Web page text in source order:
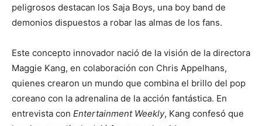
peligrosos destacan los Saja Boys, una boy band de
demonios dispuestos a robar las almas de los fans.
Este concepto innovador nació de la visión de la directora
Maggie Kang, en colaboración con Chris Appelhans,
quienes crearon un mundo que combina el brillo del pop
coreano con la adrenalina de la acción fantástica. En
entrevista con Entertainment Weekly, Kang confesó que